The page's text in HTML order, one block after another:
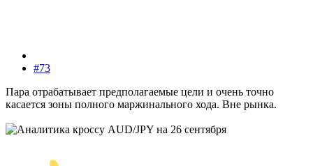
#73
Пара отрабатывает предполагаемые цели и очень точно
касается зоны полного маржинального хода. Вне рынка.